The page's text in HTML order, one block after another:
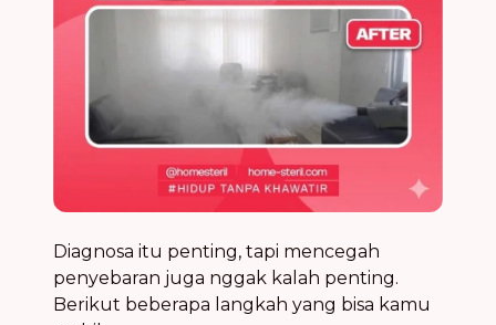
Diagnosa itu penting, tapi mencegah
penyebaran juga nggak kalah penting.
Berikut beberapa langkah yang bisa kamu